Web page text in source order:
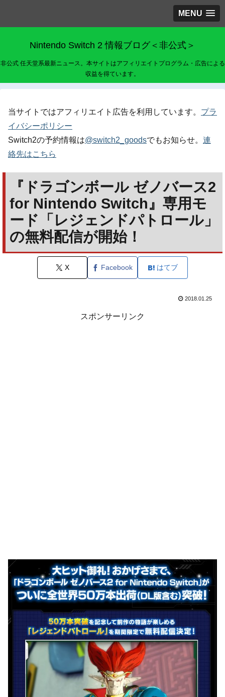
MENU
Nintendo Switch 2 情報ブログ＜非公式＞
非公式 任天堂系最新ニュース。本サイトはアフィリエイトプログラム・広告による
収益を得ています。
当サイトではアフィリエイト広告を利用しています。 プラ
イバシーポリシー
Switch2の予約情報は@switch2_goodsでもお知らせ。 連
絡先はこちら
『ドラゴンボール ゼノバース2
for Nintendo Switch』専用モ
ード「レジェンドパトロール」
の無料配信が開始！
X Facebook はてブ
2018.01.25
スポンサーリンク